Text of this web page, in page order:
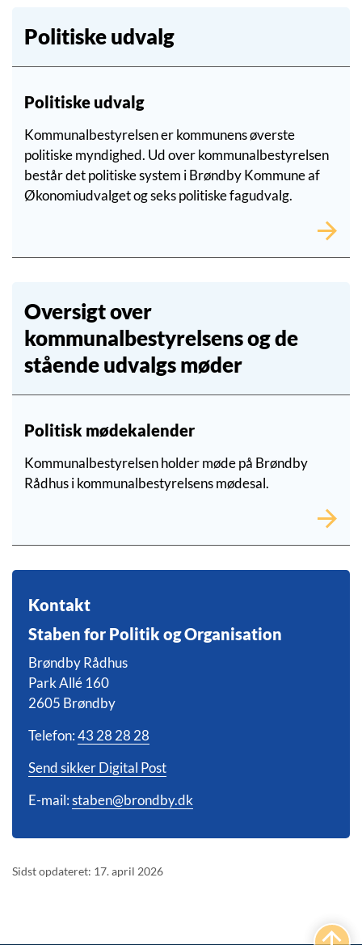
Politiske udvalg
Politiske udvalg
Kommunalbestyrelsen er kommunens øverste
politiske myndighed. Ud over kommunalbestyrelsen
består det politiske system i Brøndby Kommune af
Økonomiudvalget og seks politiske fagudvalg.
Oversigt over
kommunalbestyrelsens og de
stående udvalgs møder
Politisk mødekalender
Kommunalbestyrelsen holder møde på Brøndby
Rådhus i kommunalbestyrelsens mødesal.
Kontakt
Staben for Politik og Organisation
Brøndby Rådhus
Park Allé 160
2605 Brøndby
Telefon:43 28 28 28
Send sikker Digital Post
E-mail:staben@brondby.dk
Sidst opdateret: 17. april 2026